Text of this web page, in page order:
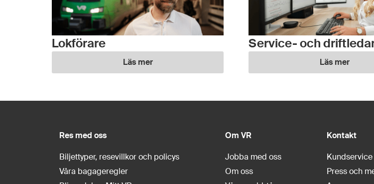
Lokförare
Läs mer
Service- och
Läs mer
Res med oss
Biljettyper, resevillkor och policys
Våra bagageregler
Om VR
Jobba med oss
Om oss
Kontakt
Kundservice
Press och